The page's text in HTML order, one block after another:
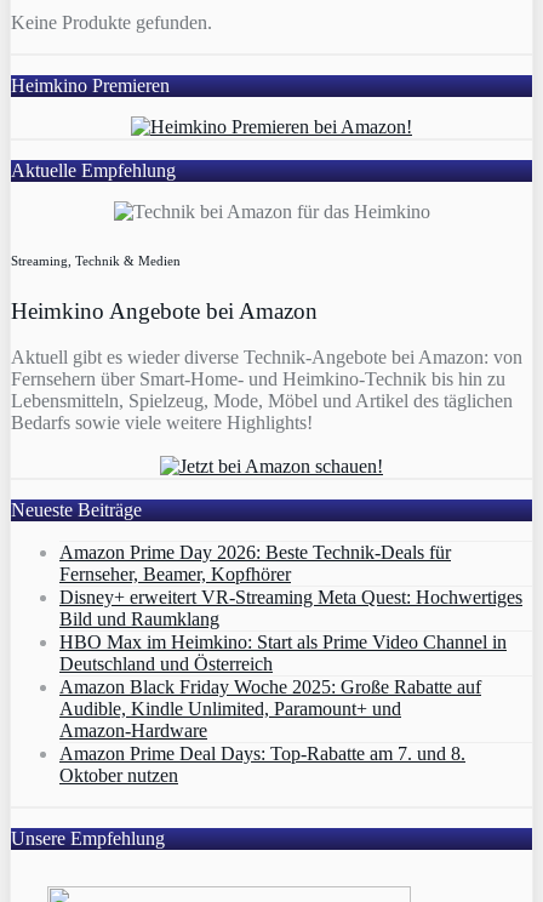
Keine Produkte gefunden.
Heimkino Premieren
Aktuelle Empfehlung
Streaming, Technik & Medien
Heimkino Angebote bei Amazon
Aktuell gibt es wieder diverse Technik-Angebote bei Amazon: von
Fernsehern über Smart-Home- und Heimkino-Technik bis hin zu
Lebensmitteln, Spielzeug, Mode, Möbel und Artikel des täglichen
Bedarfs sowie viele weitere Highlights!
Neueste Beiträge
Amazon Prime Day 2026: Beste Technik-Deals für
Fernseher, Beamer, Kopfhörer
Disney+ erweitert VR‑Streaming Meta Quest: Hochwertiges
Bild und Raumklang
HBO Max im Heimkino: Start als Prime Video Channel in
Deutschland und Österreich
Amazon Black Friday Woche 2025: Große Rabatte auf
Audible, Kindle Unlimited, Paramount+ und
Amazon‑Hardware
Amazon Prime Deal Days: Top-Rabatte am 7. und 8.
Oktober nutzen
Unsere Empfehlung